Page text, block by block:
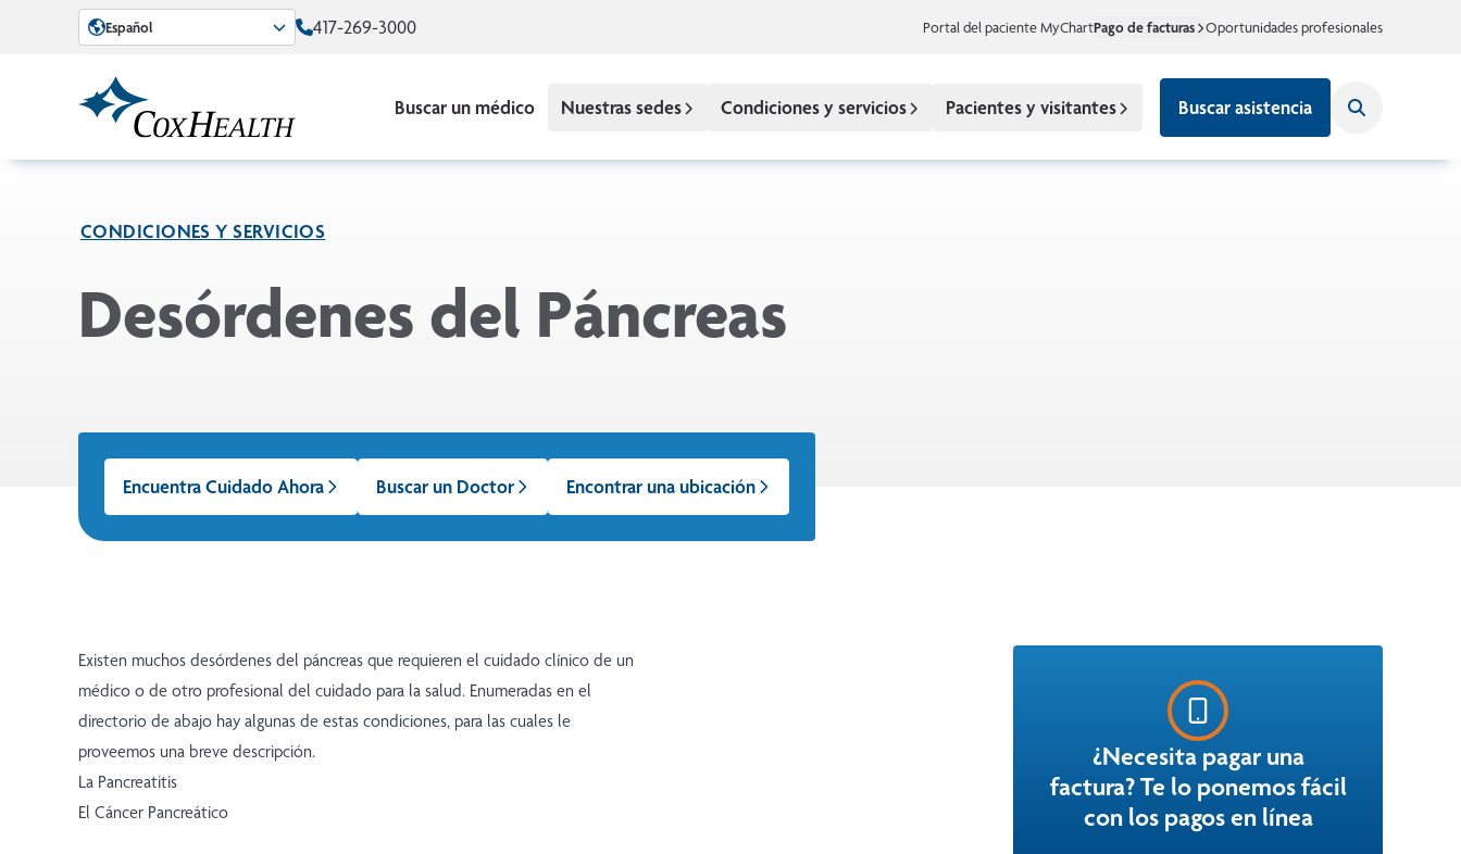
Skip to Main Content
Español 417-269-3000 Portal del paciente MyChartPago de facturas Oportunidades profesionales
Buscar un médico Nuestras sedes Condiciones y servicios Pacientes y visitantes Buscar asistencia
CONDICIONES Y SERVICIOS
Desórdenes del Páncreas
Encuentra Cuidado Ahora Buscar un Doctor Encontrar una ubicación
Existen muchos desórdenes del páncreas que requieren el cuidado clínico de un
médico o de otro profesional del cuidado para la salud. Enumeradas en el
directorio de abajo hay algunas de estas condiciones, para las cuales le
proveemos una breve descripción.
La Pancreatitis
El Cáncer Pancreático
¿Necesita pagar una
factura? Te lo ponemos fácil
con los pagos en línea